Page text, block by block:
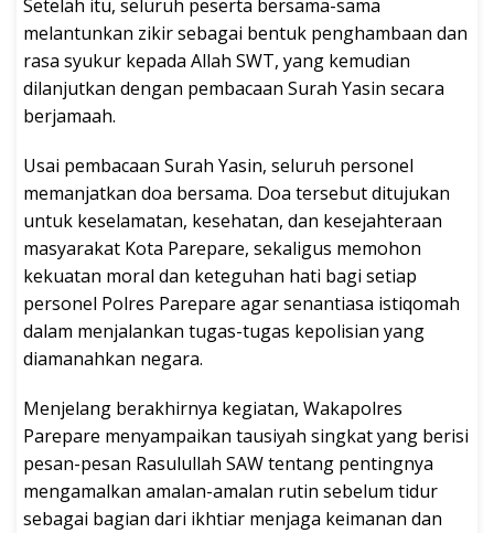
Setelah itu, seluruh peserta bersama-sama
melantunkan zikir sebagai bentuk penghambaan dan
rasa syukur kepada Allah SWT, yang kemudian
dilanjutkan dengan pembacaan Surah Yasin secara
berjamaah.
Usai pembacaan Surah Yasin, seluruh personel
memanjatkan doa bersama. Doa tersebut ditujukan
untuk keselamatan, kesehatan, dan kesejahteraan
masyarakat Kota Parepare, sekaligus memohon
kekuatan moral dan keteguhan hati bagi setiap
personel Polres Parepare agar senantiasa istiqomah
dalam menjalankan tugas-tugas kepolisian yang
diamanahkan negara.
Menjelang berakhirnya kegiatan, Wakapolres
Parepare menyampaikan tausiyah singkat yang berisi
pesan-pesan Rasulullah SAW tentang pentingnya
mengamalkan amalan-amalan rutin sebelum tidur
sebagai bagian dari ikhtiar menjaga keimanan dan